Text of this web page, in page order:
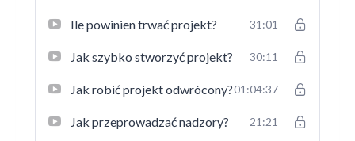
Ile powinien trwać projekt? 31:01
Jak szybko stworzyć projekt? 30:11
Jak robić projekt odwrócony?01:04:37
Jak przeprowadzać nadzory? 21:21